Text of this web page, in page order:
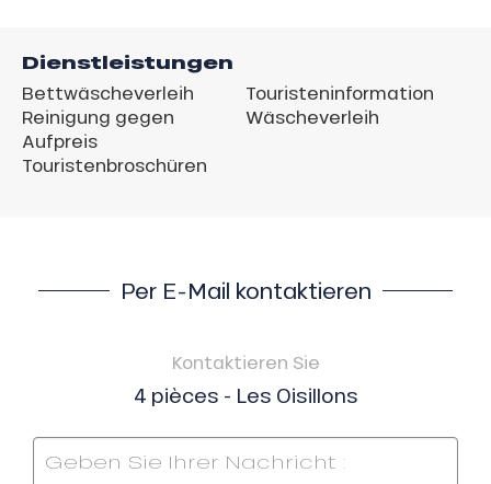
Dienstleistungen
Bettwäscheverleih
Reinigung gegen
Aufpreis
Touristenbroschüren
Touristeninformation
Wäscheverleih
Per E-Mail kontaktieren
Kontaktieren Sie
4 pièces - Les Oisillons